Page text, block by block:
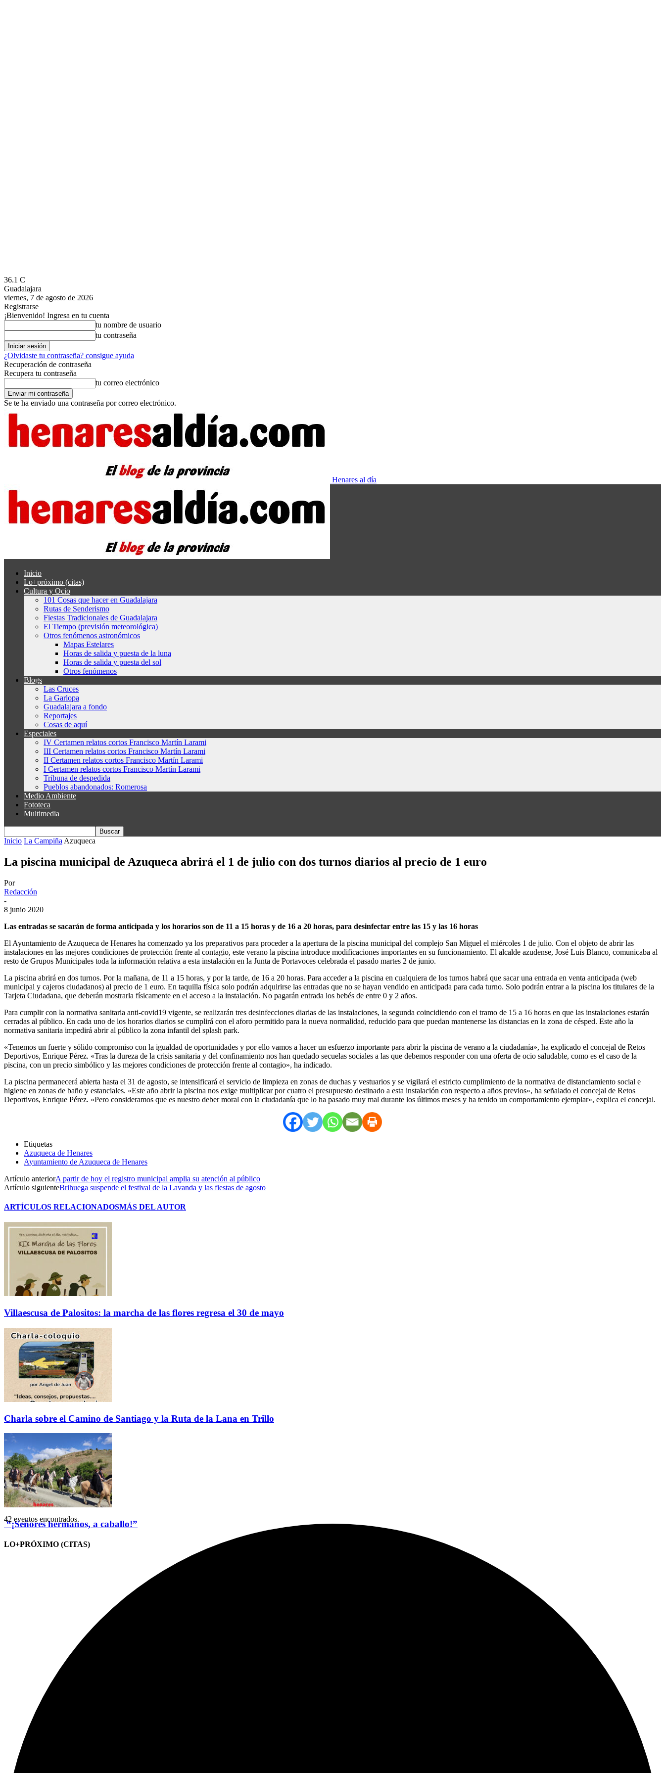
36.1 C
Guadalajara
viernes, 7 de agosto de 2026
Registrarse
¡Bienvenido! Ingresa en tu cuenta
tu nombre de usuario
tu contraseña
¿Olvidaste tu contraseña? consigue ayuda
Recuperación de contraseña
Recupera tu contraseña
tu correo electrónico
Se te ha enviado una contraseña por correo electrónico.
Henares al día
Inicio
Lo+próximo (citas)
Cultura y Ocio
101 Cosas que hacer en Guadalajara
Rutas de Senderismo
Fiestas Tradicionales de Guadalajara
El Tiempo (previsión meteorológica)
Otros fenómenos astronómicos
Mapas Estelares
Horas de salida y puesta de la luna
Horas de salida y puesta del sol
Otros fenómenos
Blogs
Las Cruces
La Garlopa
Guadalajara a fondo
Reportajes
Cosas de aquí
Especiales
IV Certamen relatos cortos Francisco Martín Larami
III Certamen relatos cortos Francisco Martín Larami
II Certamen relatos cortos Francisco Martín Larami
I Certamen relatos cortos Francisco Martín Larami
Tribuna de despedida
Pueblos abandonados: Romerosa
Medio Ambiente
Fototeca
Multimedia
Inicio La Campiña Azuqueca
La piscina municipal de Azuqueca abrirá el 1 de julio con dos turnos diarios al precio de 1 euro
Por
Redacción
-
8 junio 2020
Las entradas se sacarán de forma anticipada y los horarios son de 11 a 15 horas y de 16 a 20 horas, para desinfectar entre las 15 y las 16 horas
El Ayuntamiento de Azuqueca de Henares ha comenzado ya los preparativos para proceder a la apertura de la piscina municipal del complejo San Miguel el miércoles 1 de julio. Con el objeto de abrir las
instalaciones en las mejores condiciones de protección frente al contagio, este verano la piscina introduce modificaciones importantes en su funcionamiento. El alcalde azudense, José Luis Blanco, comunicaba al
resto de Grupos Municipales toda la información relativa a esta instalación en la Junta de Portavoces celebrada el pasado martes 2 de junio.
La piscina abrirá en dos turnos. Por la mañana, de 11 a 15 horas, y por la tarde, de 16 a 20 horas. Para acceder a la piscina en cualquiera de los turnos habrá que sacar una entrada en venta anticipada (web
municipal y cajeros ciudadanos) al precio de 1 euro. En taquilla física solo podrán adquirirse las entradas que no se hayan vendido en anticipada para cada turno. Solo podrán entrar a la piscina los titulares de la
Tarjeta Ciudadana, que deberán mostrarla físicamente en el acceso a la instalación. No pagarán entrada los bebés de entre 0 y 2 años.
Para cumplir con la normativa sanitaria anti-covid19 vigente, se realizarán tres desinfecciones diarias de las instalaciones, la segunda coincidiendo con el tramo de 15 a 16 horas en que las instalaciones estarán
cerradas al público. En cada uno de los horarios diarios se cumplirá con el aforo permitido para la nueva normalidad, reducido para que puedan mantenerse las distancias en la zona de césped. Este año la
normativa sanitaria impedirá abrir al público la zona infantil del splash park.
«Tenemos un fuerte y sólido compromiso con la igualdad de oportunidades y por ello vamos a hacer un esfuerzo importante para abrir la piscina de verano a la ciudadanía», ha explicado el concejal de Retos
Deportivos, Enrique Pérez. «Tras la dureza de la crisis sanitaria y del confinamiento nos han quedado secuelas sociales a las que debemos responder con una oferta de ocio saludable, como es el caso de la
piscina, con un precio simbólico y las mejores condiciones de protección frente al contagio», ha indicado.
La piscina permanecerá abierta hasta el 31 de agosto, se intensificará el servicio de limpieza en zonas de duchas y vestuarios y se vigilará el estricto cumplimiento de la normativa de distanciamiento social e
higiene en zonas de baño y estanciales. «Este año abrir la piscina nos exige multiplicar por cuatro el presupuesto destinado a esta instalación con respecto a años previos», ha señalado el concejal de Retos
Deportivos, Enrique Pérez. «Pero consideramos que es nuestro deber moral con la ciudadanía que lo ha pasado muy mal durante los últimos meses y ha tenido un comportamiento ejemplar», explica el concejal.
Etiquetas
Azuqueca de Henares
Ayuntamiento de Azuqueca de Henares
Artículo anteriorA partir de hoy el registro municipal amplia su atención al público
Artículo siguienteBrihuega suspende el festival de la Lavanda y las fiestas de agosto
ARTÍCULOS RELACIONADOSMÁS DEL AUTOR
Villaescusa de Palositos: la marcha de las flores regresa el 30 de mayo
Charla sobre el Camino de Santiago y la Ruta de la Lana en Trillo
“¡Señores hermanos, a caballo!”
LO+PRÓXIMO (CITAS)
42 eventos encontrados.